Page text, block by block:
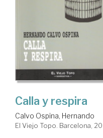
Calla y respira
Calvo Ospina, Hernando
El Viejo Topo. Barcelona,